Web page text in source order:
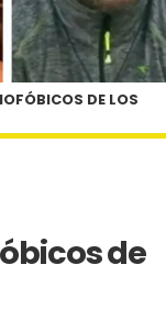
de
DE LOS